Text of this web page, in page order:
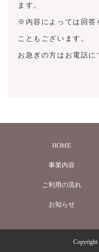
ます。
※内容によっては回答
こともございます。
お急ぎの方はお電話に
HOME
事業内容
ご利用の流れ
お知らせ